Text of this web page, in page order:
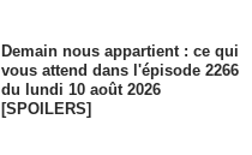
Demain nous appartient : ce qui
vous attend dans l'épisode 2266
du lundi 10 août 2026
[SPOILERS]